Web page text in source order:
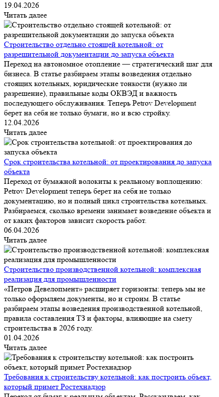
19.04.2026
Читать далее
Строительство отдельно стоящей котельной: от
разрешительной документации до запуска объекта
Переход на автономное отопление — стратегический шаг для
бизнеса. В статье разбираем этапы возведения отдельно
стоящих котельных, юридические тонкости (нужно ли
разрешение), правильные коды ОКВЭД и важность
последующего обслуживания. Теперь Petrov Development
берет на себя не только бумаги, но и всю стройку.
12.04.2026
Читать далее
Срок строительства котельной: от проектирования до запуска
объекта
Переход от бумажной волокиты к реальному воплощению:
Petrov Development теперь берет на себя не только
документацию, но и полный цикл строительства котельных.
Разбираемся, сколько времени занимает возведение объекта и
от каких факторов зависит скорость работ.
06.04.2026
Читать далее
Строительство производственной котельной: комплексная
реализация для промышленности
«Петров Девелопмент» расширяет горизонты: теперь мы не
только оформляем документы, но и строим. В статье
разбираем этапы возведения производственной котельной,
правила составления ТЗ и факторы, влияющие на смету
строительства в 2026 году.
01.04.2026
Читать далее
Требования к строительству котельной: как построить объект,
который примет Ростехнадзор